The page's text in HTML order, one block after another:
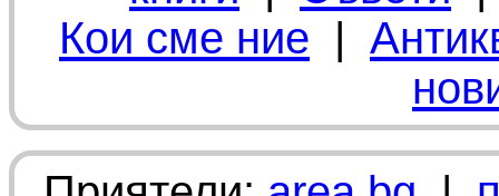
Кои сме ние |